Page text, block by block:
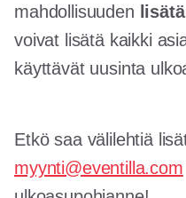
mahdollisuuden
voivat lisätä kaikki
käyttävät uusinta
Etkö saa välilehtiä
myynti@eventilla.com